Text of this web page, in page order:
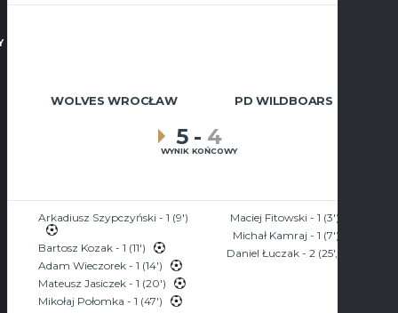
WOLVES WROCŁAW PD WILDBOARS
5 - 4
WYNIK KOŃCOWY
Arkadiusz Szypczyński - 1 (9')
Bartosz Kozak - 1 (11')
Adam Wieczorek - 1 (14')
Mateusz Jasiczek - 1 (20')
Mikołaj Połomka - 1 (47')
Maciej Fitowski - 1 (3')
Michał Kamraj - 1 (7')
Daniel Łuczak - 2 (25', 38')